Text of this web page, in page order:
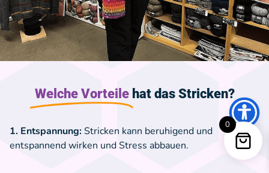
Welche Vorteile hat das Stricken?
1. Entspannung:Stricken kann beruhigend und
entspannend wirken und Stress abbauen.
0